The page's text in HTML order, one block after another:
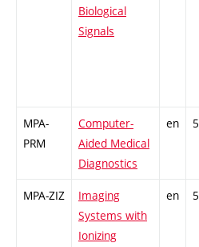
Biological
Signals
MPA-
PRM
Computer-
Aided Medical
Diagnostics
en 5
MPA-ZIZ
Imaging
Systems with
Ionizing
en 5